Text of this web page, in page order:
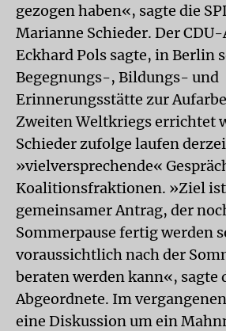
gezogen haben«, sagte die
Marianne Schieder. Der
Eckhard Pols sagte, in Berlin
Begegnungs-, Bildungs- und
Erinnerungsstätte zur
Zweiten Weltkriegs errichtet
Schieder zufolge laufen
»vielversprechende«
Koalitionsfraktionen. »Ziel
gemeinsamer Antrag, der
Sommerpause fertig werden
voraussichtlich nach der
beraten werden kann«, sagte
Abgeordnete. Im
eine Diskussion um ein